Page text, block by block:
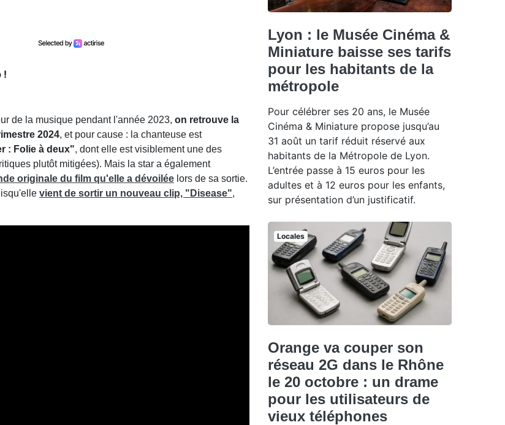
!
de la musique pendant l'année 2023, on retrouve la
2024, et pour cause : la chanteuse est
: Folie à deux", dont elle est visiblement une des
plutôt mitigées). Mais la star a également
originale du film qu'elle a dévoilée lors de sa sortie.
vient de sortir un nouveau clip, "Disease",
Lyon : le Musée Cinéma &
Miniature baisse ses tarifs
pour les habitants de la
métropole
Pour célébrer ses 20 ans, le Musée
Cinéma & Miniature propose jusqu’au
31 août un tarif réduit réservé aux
habitants de la Métropole de Lyon.
L’entrée passe à 15 euros pour les
adultes et à 12 euros pour les enfants,
sur présentation d’un justificatif.
Locales
Orange va couper son
réseau 2G dans le Rhône
le 20 octobre : un drame
pour les utilisateurs de
vieux téléphones